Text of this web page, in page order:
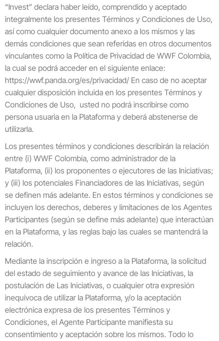
“Invest” declara haber leído, comprendido y aceptado
integralmente los presentes Términos y Condiciones de Uso,
así como cualquier documento anexo a los mismos y las
demás condiciones que sean referidas en otros documentos
vinculantes como la Política de Privacidad de WWF Colombia,
la cual se podrá acceder en el siguiente enlace:
https://wwf.panda.org/es/privacidad/ En caso de no aceptar
cualquier disposición incluida en los presentes Términos y
Condiciones de Uso, usted no podrá inscribirse como
persona usuaria en la Plataforma y deberá abstenerse de
utilizarla.
Los presentes términos y condiciones describirán la relación
entre (i) WWF Colombia, como administrador de la
Plataforma, (ii) los proponentes o ejecutores de las Iniciativas;
y (iii) los potenciales Financiadores de las Iniciativas, según
se definen más adelante. En estos términos y condiciones se
incluyen los derechos, deberes y limitaciones de los Agentes
Participantes (según se define más adelante) que interactúan
en la Plataforma, y las reglas bajo las cuales se mantendrá la
relación.
Mediante la inscripción e ingreso a la Plataforma, la solicitud
del estado de seguimiento y avance de las Iniciativas, la
postulación de Las Iniciativas, o cualquier otra expresión
inequívoca de utilizar la Plataforma, y/o la aceptación
electrónica expresa de los presentes Términos y
Condiciones, el Agente Participante manifiesta su
consentimiento y aceptación sobre los mismos. Todo lo